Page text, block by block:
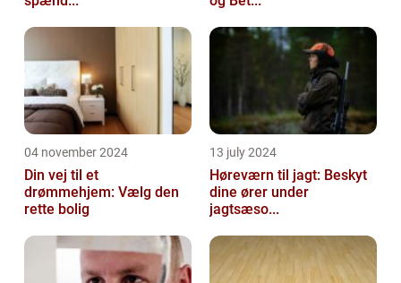
04 november 2024
Din vej til et
drømmehjem: Vælg den
rette bolig
13 july 2024
Høreværn til jagt: Beskyt
dine ører under
jagtsæso...